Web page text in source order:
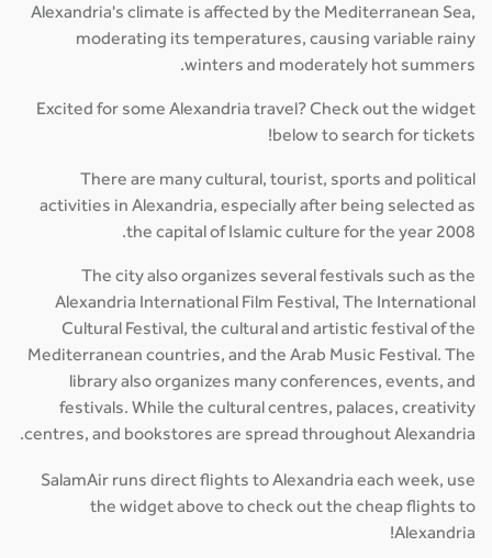
Alexandria's climate is affected by the Mediterranean Sea,
moderating its temperatures, causing variable rainy
winters and moderately hot summers.
Excited for some Alexandria travel? Check out the widget
below to search for tickets!
There are many cultural, tourist, sports and political
activities in Alexandria, especially after being selected as
the capital of Islamic culture for the year 2008.
The city also organizes several festivals such as the
Alexandria International Film Festival, The International
Cultural Festival, the cultural and artistic festival of the
Mediterranean countries, and the Arab Music Festival. The
library also organizes many conferences, events, and
festivals. While the cultural centres, palaces, creativity
centres, and bookstores are spread throughout Alexandria.
SalamAir runs direct flights to Alexandria each week, use
the widget above to check out the cheap flights to
Alexandria!